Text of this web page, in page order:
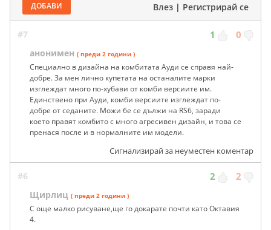
ДОБАВИ Влез | Регистрирай се
#7 1 0
анонимен ( преди 2 години )
Специално в дизайна на комбитата Ауди се справя най-
добре. За мен лично купетата на останалите марки
изглеждат много по-хубави от комби версиите им.
Единствено при Ауди, комби версиите изглеждат по-
добре от седаните. Можи бе се дължи на RS6, заради
което правят комбито с много агресивен дизайн, и това се
пренася после и в нормалните им модели.
Сигнализирай за неуместен коментар
#6 2 2
Щирлиц ( преди 2 години )
С още малко рисуване,ще го докарате почти като Октавия
4.